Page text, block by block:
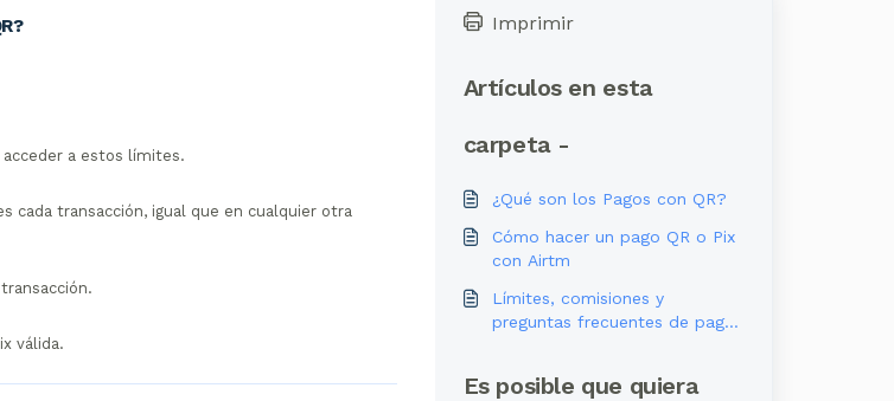
a estos límites.
cada transacción, igual que en cualquier otra
válida.
Imprimir
Artículos en esta
carpeta -
¿Qué son los Pagos con QR?
Cómo hacer un pago QR o Pix
con Airtm
Límites, comisiones y
preguntas frecuentes de pagos
Es posible que quiera